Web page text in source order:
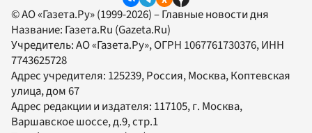
© АО «Газета.Ру» (1999-2026) – Главные новости дня
Название: Газета.Ru (Gazeta.Ru)
Учредитель:АО «Газета.Ру», ОГРН 1067761730376, ИНН
7743625728
Адрес учредителя: 125239, Россия, Москва, Коптевская
улица, дом 67
Адрес редакции и издателя: 117105, г. Москва,
Варшавское шоссе, д.9, стр.1